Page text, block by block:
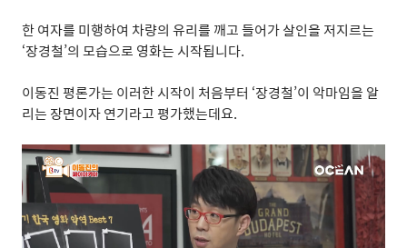
한 여자를 미행하여 차량의 유리를 깨고 들어가 살인을 저지르는
‘장경철’의 모습으로 영화는 시작됩니다.
이동진 평론가는 이러한 시작이 처음부터 ‘장경철’이 악마임을 알
리는 장면이자 연기라고 평가했는데요.